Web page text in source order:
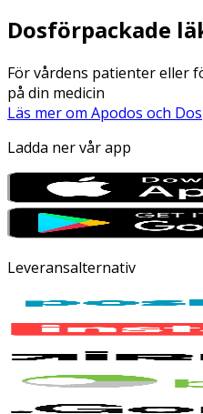
Dosförpackade
För vårdens patienter eller
på din medicin
Läs mer om Apodos och
Ladda ner vår app
Leveransalternativ